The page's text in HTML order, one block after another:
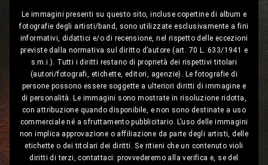
Le immagini presenti su questo sito, incluse copertine di album e
fotografie degli artisti/band, sono utilizzate esclusivamente a fini
informativi, didattici e/o di recensione, nel rispetto delle eccezioni
previste dalla normativa sul diritto d’autore (art. 70 L. 633/1941 e
s.m.i.). Tutti i diritti restano di proprietà dei rispettivi titolari
(autori/fotografi, etichette, editori, agenzie). Le fotografie di
persone possono essere soggette a ulteriori diritti di immagine e
di personalità. Le immagini sono mostrate in risoluzione ridotta,
con attribuzione quando disponibile, e non sono destinate a uso
commerciale né a sfruttamento pubblicitario. L’uso delle immagini
non implica approvazione o affiliazione da parte degli artisti, delle
etichette o dei titolari dei diritti. Se ritieni che un contenuto violi
diritti di terzi, contattaci: provvederemo alla verifica e, se del